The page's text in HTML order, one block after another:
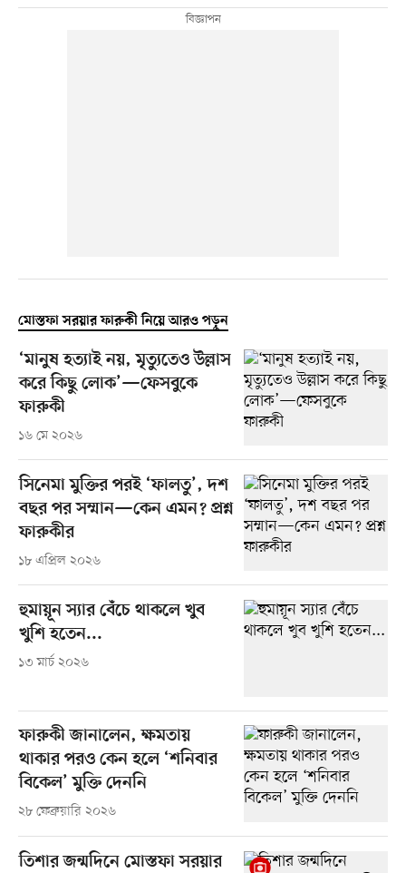
মোস্তফা সরয়ার ফারুকী নিয়ে আরও পড়ুন
‘মানুষ হত্যাই নয়, মৃত্যুতেও উল্লাস
করে কিছু লোক’—ফেসবুকে
ফারুকী
১৬ মে ২০২৬
সিনেমা মুক্তির পরই ‘ফালতু’, দশ
বছর পর সম্মান—কেন এমন? প্রশ্ন
ফারুকীর
১৮ এপ্রিল ২০২৬
হুমায়ূন স্যার বেঁচে থাকলে খুব
খুশি হতেন...
১৩ মার্চ ২০২৬
ফারুকী জানালেন, ক্ষমতায়
থাকার পরও কেন হলে ‘শনিবার
বিকেল’ মুক্তি দেননি
২৮ ফেব্রুয়ারি ২০২৬
তিশার জন্মদিনে মোস্তফা সরয়ার